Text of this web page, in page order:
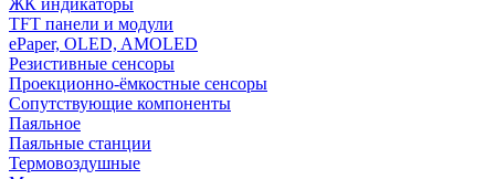
ЖК индикаторы
TFT панели и модули
ePaper, OLED, AMOLED
Резистивные сенсоры
Проекционно-ёмкостные сенсоры
Сопутствующие компоненты
Паяльное
Паяльные станции
Термовоздушные